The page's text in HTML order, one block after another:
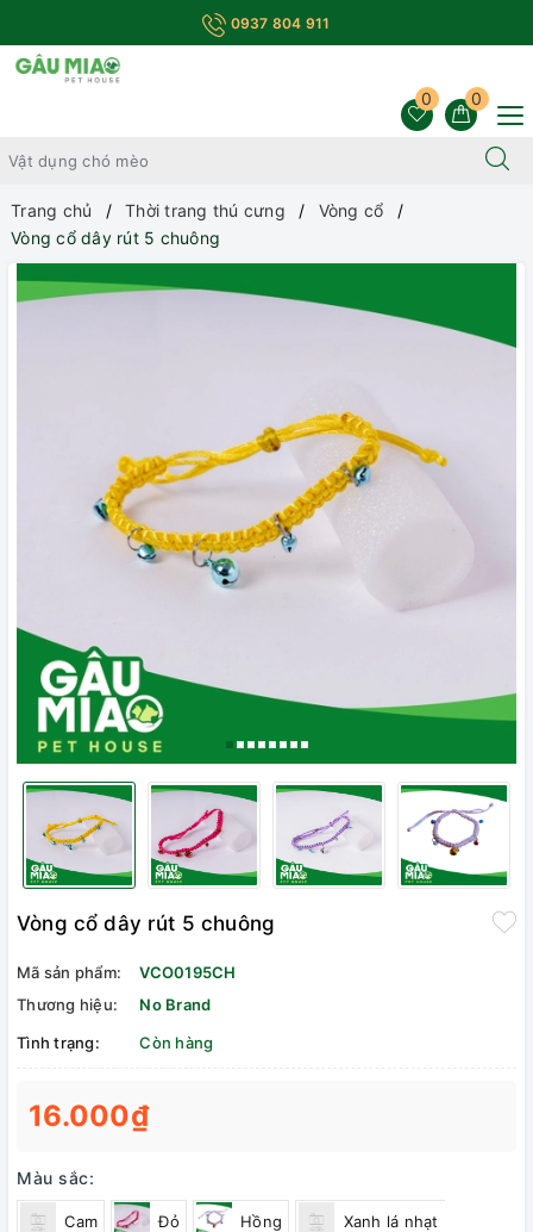
0937 804 911
0
0
Trang chủ Thời trang thú cưng
Vòng cổ
Vòng cổ dây rút 5 chuông
Vòng cổ dây rút 5 chuông
Mã sản phẩm:
VCO0195CH
Thương hiệu:
No Brand
Tình trạng:
Còn hàng
16.000₫
Màu sắc:
Cam Đỏ Hồng Xanh lá nhạt